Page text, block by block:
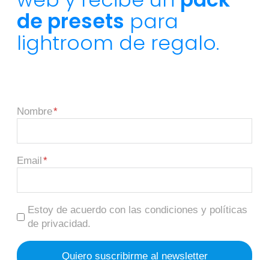
de presets para
lightroom de regalo.
Nombre
Email
Estoy de acuerdo con las condiciones y políticas
de privacidad.